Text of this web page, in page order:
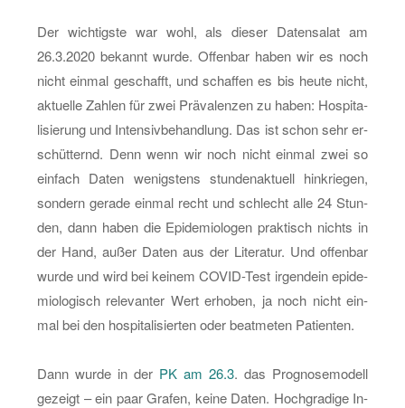
Der wich­tigs­te war wohl, als die­ser Da­ten­sa­lat am
26.3.2020 be­kannt wurde. Of­fen­bar haben wir es noch
nicht ein­mal ge­schafft, und schaf­fen es bis heute nicht,
ak­tu­el­le Zah­len für zwei Prä­va­len­zen zu haben: Hos­pi­ta­
li­sie­rung und In­ten­siv­be­hand­lung. Das ist schon sehr er­
schüt­ternd. Denn wenn wir noch nicht ein­mal zwei so
ein­fach Daten we­nigs­tens stun­den­ak­tu­ell hin­krie­gen,
son­dern ge­ra­de ein­mal recht und schlecht alle 24 Stun­
den, dann haben die Epi­de­mio­lo­gen prak­tisch nichts in
der Hand, außer Daten aus der Li­te­ra­tur. Und of­fen­bar
wurde und wird bei kei­nem CO­VID-Test ir­gend­ein epi­de­
mio­lo­gisch re­le­van­ter Wert er­ho­ben, ja noch nicht ein­
mal bei den hos­pi­ta­li­sier­ten oder be­at­me­ten Pa­ti­en­ten.
Dann wurde in der PK am 26.3. das Pro­gno­se­mo­dell
ge­zeigt – ein paar Gra­fen, keine Daten. Hoch­gra­di­ge In­